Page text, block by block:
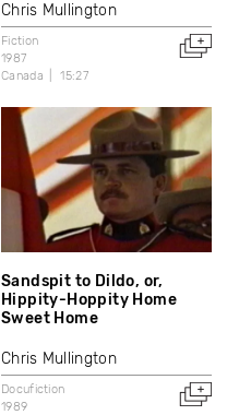
Chris Mullington
Fiction
1987
Canada
15:27
Sandspit to Dildo, or,
Hippity-Hoppity Home
Sweet Home
Chris Mullington
Docufiction
1989